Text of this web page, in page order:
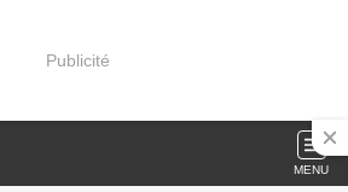
Publicité
MENU